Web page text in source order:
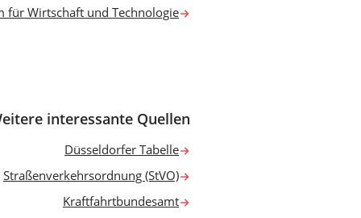
für Wirtschaft und Technologie
interessante Quellen
Düsseldorfer Tabelle
Straßenverkehrsordnung (StVO)
Kraftfahrtbundesamt